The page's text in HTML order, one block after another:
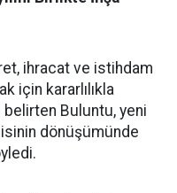
ihracat ve istihdam
için kararlılıkla
Buluntu, yeni
dönüşümünde